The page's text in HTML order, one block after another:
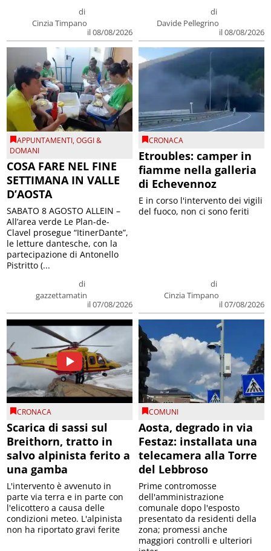
di
Cinzia Timpano
il 08/08/2026
di
Davide Pellegrino
il 08/08/2026
APPUNTAMENTI,OGGI &
DOMANI
COSA FARE NEL FINE
SETTIMANA IN VALLE
D’AOSTA
di
gazzettamatin
il 07/08/2026
SABATO 8 AGOSTO ALLEIN –
All’area verde Le Plan-de-
Clavel prosegue “ItinerDante”,
le letture dantesche, con la
partecipazione di Antonello
Pistritto (...
CRONACA
Etroubles: camper in
fiamme nella galleria
di Echevennoz
di
Cinzia Timpano
il 07/08/2026
E in corso l'intervento dei vigili
del fuoco, non ci sono feriti
CRONACA
Scarica di sassi sul
Breithorn, tratto in
salvo alpinista ferito a
una gamba
L'intervento è avvenuto in
parte via terra e in parte con
l'elicottero a causa delle
condizioni meteo. L'alpinista
non ha riportato gravi ferite
COMUNI
Aosta, degrado in via
Festaz: installata una
telecamera alla Torre
del Lebbroso
Prime contromosse
dell'amministrazione
comunale dopo l'esposto
presentato da residenti della
zona; promessi anche
maggiori controlli e ulteriori